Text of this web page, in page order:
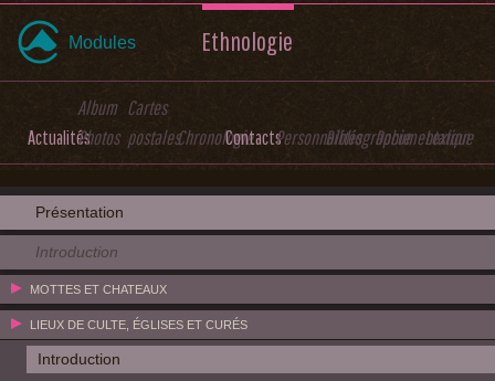
Modules Ethnologie
Actualités
Album
Photos
Cartes
postalesChronologieContactsPersonnalitésBibliographieDocumentation
Lexique
Présentation
Introduction
MOTTES ET CHATEAUX
LIEUX DE CULTE, ÉGLISES ET CURÉS
Introduction